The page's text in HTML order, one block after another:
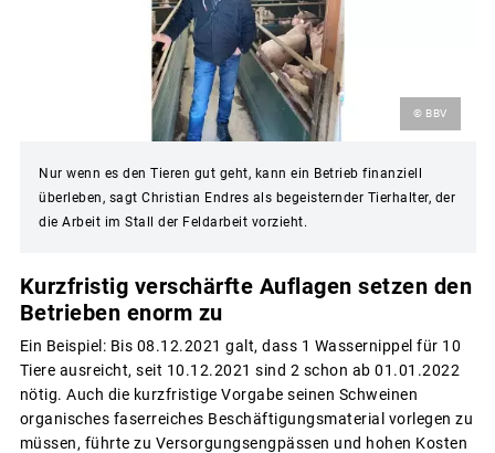
© BBV
Nur wenn es den Tieren gut geht, kann ein Betrieb finanziell
überleben, sagt Christian Endres als begeisternder Tierhalter, der
die Arbeit im Stall der Feldarbeit vorzieht.
Kurzfristig verschärfte Auflagen setzen den
Betrieben enorm zu
Ein Beispiel: Bis 08.12.2021 galt, dass 1 Wassernippel für 10
Tiere ausreicht, seit 10.12.2021 sind 2 schon ab 01.01.2022
nötig. Auch die kurzfristige Vorgabe seinen Schweinen
organisches faserreiches Beschäftigungsmaterial vorlegen zu
müssen, führte zu Versorgungsengpässen und hohen Kosten